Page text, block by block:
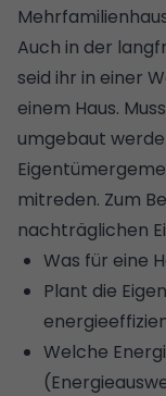
Auch in der
seid ihr in einer
einem Haus.
umgebaut
mitreden. Zum
nachträglichen
Was für eine
Plant die
Welche